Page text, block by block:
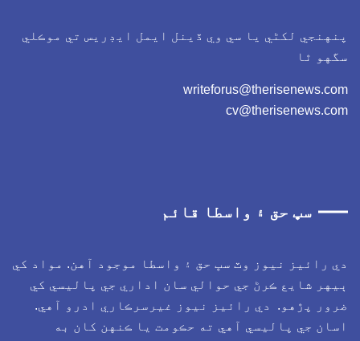
لکڻي يا سي وي ڏينل ايمل ايڊريس تي موڪلي
ٿا
سڀ حق ۽ واسطا قائم
رائيز نيوز وٽ سڀ حق ۽ واسطا موجود آهن. مواد کي
شايع ڪرڻ جي حوالي سان اداري جي پاليسي کي
پڙهو. دي رائيز نيوز غيرسرڪاري ادرو آهي.
جي پاليسي آهي ته حڪومت يا ڪنهن کان به